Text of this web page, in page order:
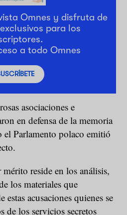
Omnes y disfruta de
para los
a todo Omnes
asociaciones e
en defensa de la memoria
el Parlamento polaco emitió
reside en los análisis,
los materiales que
acusaciones quienes se
de los servicios secretos